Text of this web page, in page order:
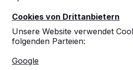
Cookies von Drittanbietern
Unsere Website verwendet
folgenden Parteien:
Google